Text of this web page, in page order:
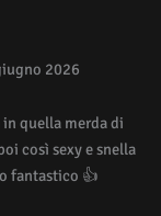
2026
quella merda di
così sexy e snella
fantastico 👍